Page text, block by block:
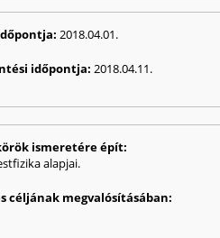
2018.04.01.
időpontja:2018.04.11.
ismeretére épít:
alapjai.
céljának megvalósításában: